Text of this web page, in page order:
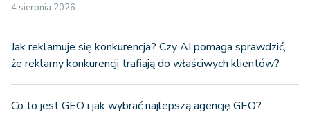
4 sierpnia 2026
Jak reklamuje się konkurencja? Czy AI pomaga sprawdzić,
że reklamy konkurencji trafiają do właściwych klientów?
Co to jest GEO i jak wybrać najlepszą agencję GEO?